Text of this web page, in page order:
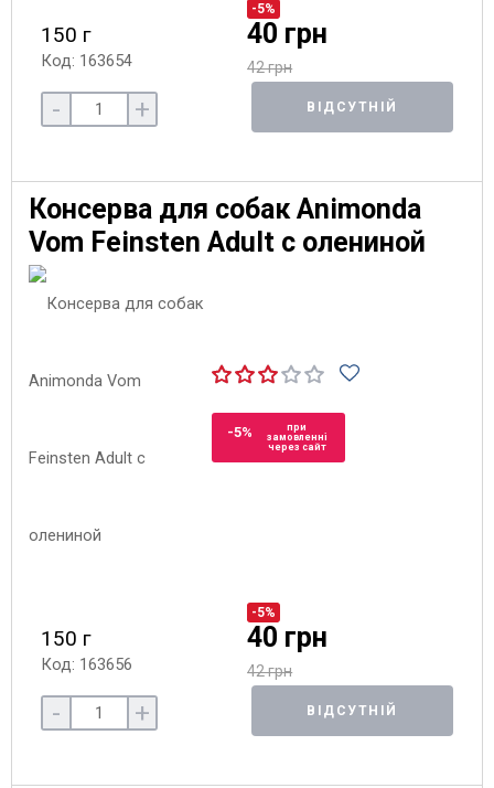
150 г
Код: 163654
-5%
40 грн
42 грн
- + ВІДСУТНІЙ
Консерва для собак Animonda
Vom Feinsten Adult с олениной
-5%
при
замовленні
через сайт
150 г
Код: 163656
-5%
40 грн
42 грн
- + ВІДСУТНІЙ